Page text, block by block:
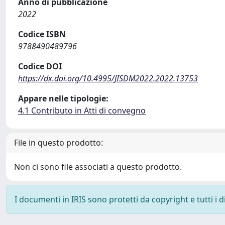
2022
Codice ISBN
9788490489796
Codice DOI
https://dx.doi.org/10.4995/JISDM2022.2022.13753
Appare nelle tipologie:
4.1 Contributo in Atti di convegno
File in questo prodotto:
Non ci sono file associati a questo prodotto.
I documenti in IRIS sono protetti da copyright e tutti i